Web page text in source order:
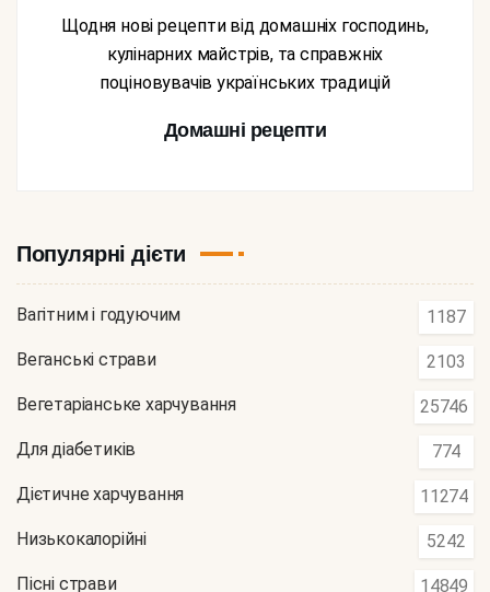
Щодня нові рецепти від домашніх господинь,
кулінарних майстрів, та справжніх
поціновувачів українських традицій
Домашні рецепти
Популярні дієти
Вагітним і годуючим 1187
Веганські страви 2103
Вегетаріанське харчування 25746
Для діабетиків 774
Дієтичне харчування 11274
Низькокалорійні 5242
Пісні страви 14849